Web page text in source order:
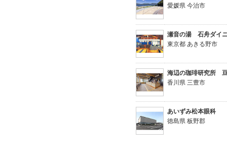
愛媛県 今治市
瀬音の湯 石舟ダイ
東京都 あきる野市
海辺の珈琲研究所
香川県 三豊市
あいずみ松本眼科
徳島県 板野郡